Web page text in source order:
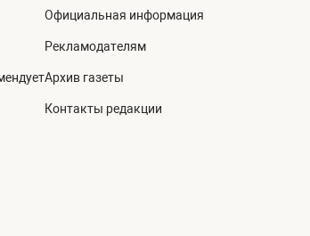
Официальная информация
Рекламодателям
Архив газеты
Контакты редакции